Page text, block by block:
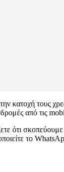
κατοχή τους
από τις
ότι
το